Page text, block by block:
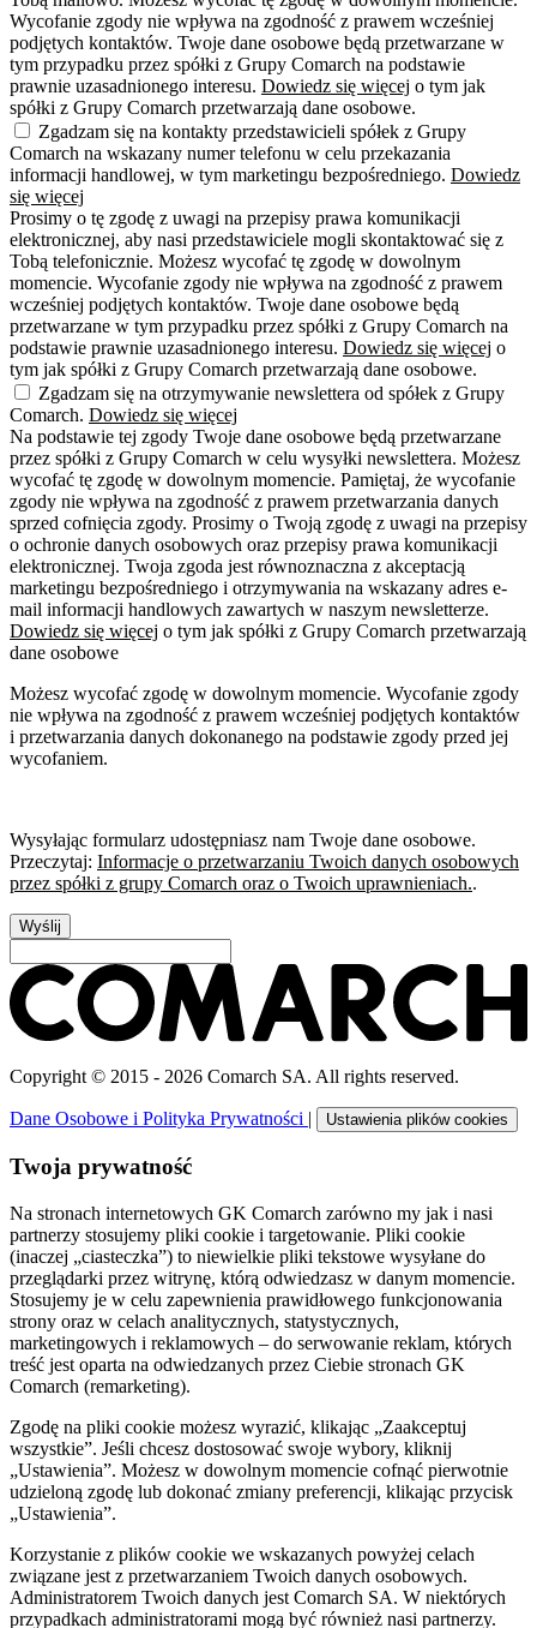
Wycofanie zgody nie wpływa na zgodność z prawem wcześniej
podjętych kontaktów. Twoje dane osobowe będą przetwarzane w
tym przypadku przez spółki z Grupy Comarch na podstawie
prawnie uzasadnionego interesu. Dowiedz się więcej o tym jak
spółki z Grupy Comarch przetwarzają dane osobowe.
Zgadzam się na kontakty przedstawicieli spółek z Grupy
Comarch na wskazany numer telefonu w celu przekazania
informacji handlowej, w tym marketingu bezpośredniego. Dowiedz
się więcej
Prosimy o tę zgodę z uwagi na przepisy prawa komunikacji
elektronicznej, aby nasi przedstawiciele mogli skontaktować się z
Tobą telefonicznie. Możesz wycofać tę zgodę w dowolnym
momencie. Wycofanie zgody nie wpływa na zgodność z prawem
wcześniej podjętych kontaktów. Twoje dane osobowe będą
przetwarzane w tym przypadku przez spółki z Grupy Comarch na
podstawie prawnie uzasadnionego interesu. Dowiedz się więcej o
tym jak spółki z Grupy Comarch przetwarzają dane osobowe.
Zgadzam się na otrzymywanie newslettera od spółek z Grupy
Comarch. Dowiedz się więcej
Na podstawie tej zgody Twoje dane osobowe będą przetwarzane
przez spółki z Grupy Comarch w celu wysyłki newslettera. Możesz
wycofać tę zgodę w dowolnym momencie. Pamiętaj, że wycofanie
zgody nie wpływa na zgodność z prawem przetwarzania danych
sprzed cofnięcia zgody. Prosimy o Twoją zgodę z uwagi na przepisy
o ochronie danych osobowych oraz przepisy prawa komunikacji
elektronicznej. Twoja zgoda jest równoznaczna z akceptacją
marketingu bezpośredniego i otrzymywania na wskazany adres e-
mail informacji handlowych zawartych w naszym newsletterze.
Dowiedz się więcej o tym jak spółki z Grupy Comarch przetwarzają
dane osobowe
Możesz wycofać zgodę w dowolnym momencie. Wycofanie zgody
nie wpływa na zgodność z prawem wcześniej podjętych kontaktów
i przetwarzania danych dokonanego na podstawie zgody przed jej
wycofaniem.
Wysyłając formularz udostępniasz nam Twoje dane osobowe.
Przeczytaj: Informacje o przetwarzaniu Twoich danych osobowych
przez spółki z grupy Comarch oraz o Twoich uprawnieniach..
Wyślij
Copyright © 2015 - 2026 Comarch SA. All rights reserved.
Dane Osobowe i Polityka Prywatności | Ustawienia plików cookies
Twoja prywatność
Na stronach internetowych GK Comarch zarówno my jak i nasi
partnerzy stosujemy pliki cookie i targetowanie. Pliki cookie
(inaczej „ciasteczka”) to niewielkie pliki tekstowe wysyłane do
przeglądarki przez witrynę, którą odwiedzasz w danym momencie.
Stosujemy je w celu zapewnienia prawidłowego funkcjonowania
strony oraz w celach analitycznych, statystycznych,
marketingowych i reklamowych – do serwowanie reklam, których
treść jest oparta na odwiedzanych przez Ciebie stronach GK
Comarch (remarketing).
Zgodę na pliki cookie możesz wyrazić, klikając „Zaakceptuj
wszystkie”. Jeśli chcesz dostosować swoje wybory, kliknij
„Ustawienia”. Możesz w dowolnym momencie cofnąć pierwotnie
udzieloną zgodę lub dokonać zmiany preferencji, klikając przycisk
„Ustawienia”.
Korzystanie z plików cookie we wskazanych powyżej celach
związane jest z przetwarzaniem Twoich danych osobowych.
Administratorem Twoich danych jest Comarch SA. W niektórych
przypadkach administratorami mogą być również nasi partnerzy.